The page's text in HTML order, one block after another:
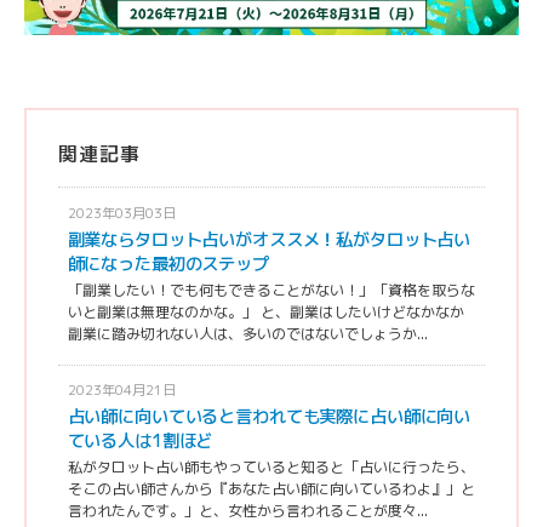
関連記事
2023年03月03日
副業ならタロット占いがオススメ！私がタロット占い
師になった最初のステップ
「副業したい！でも何もできることがない！」「資格を取らな
いと副業は無理なのかな。」 と、副業はしたいけどなかなか
副業に踏み切れない人は、多いのではないでしょうか...
2023年04月21日
占い師に向いていると言われても実際に占い師に向い
ている人は1割ほど
私がタロット占い師もやっていると知ると「占いに行ったら、
そこの占い師さんから『あなた占い師に向いているわよ』」と
言われたんです。」と、女性から言われることが度々...